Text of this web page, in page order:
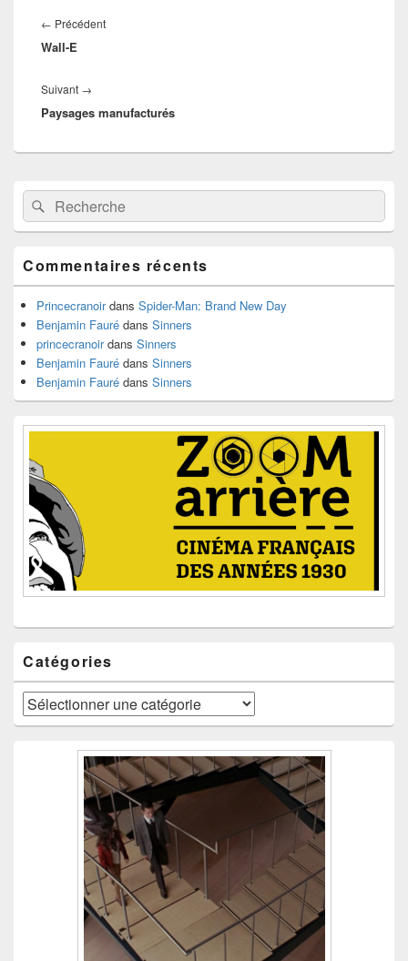
de
l’article
← PrécédentArticle
Wall-E
Suivant →
suivant :
Paysages manufacturés
Zone
principale
de
widget
barre
latérale
Recherche :Rechercher
Commentaires récents
Princecranoirdans Spider-Man: Brand New Day
Benjamin Fauré dans Sinners
princecranoirdans Sinners
Benjamin Fauré dans Sinners
Benjamin Fauré dans Sinners
Catégories
Catégories